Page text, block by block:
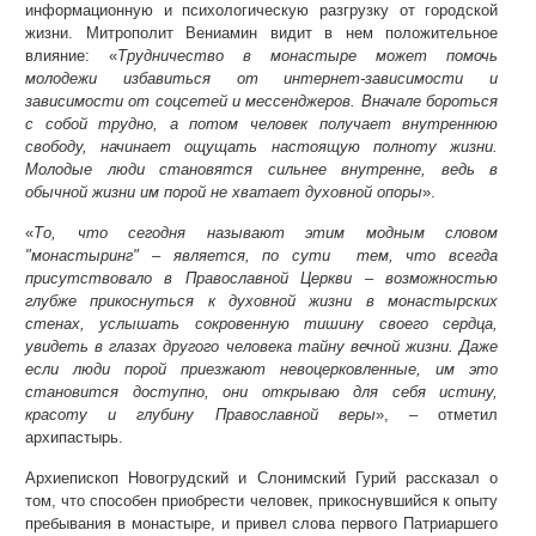
информационную и психологическую разгрузку от городской
жизни. Митрополит Вениамин видит в нем положительное
влияние: «Трудничество в монастыре может помочь
молодежи избавиться от интернет-зависимости и
зависимости от соцсетей и мессенджеров. Вначале бороться
с собой трудно, а потом человек получает внутреннюю
свободу, начинает ощущать настоящую полноту жизни.
Молодые люди становятся сильнее внутренне, ведь в
обычной жизни им порой не хватает духовной опоры».
«То, что сегодня называют этим модным словом
"монастыринг" – является, по сути тем, что всегда
присутствовало в Православной Церкви – возможностью
глубже прикоснуться к духовной жизни в монастырских
стенах, услышать сокровенную тишину своего сердца,
увидеть в глазах другого человека тайну вечной жизни. Даже
если люди порой приезжают невоцерковленные, им это
становится доступно, они открываю для себя истину,
красоту и глубину Православной веры», – отметил
архипастырь.
Архиепископ Новогрудский и Слонимский Гурий рассказал о
том, что способен приобрести человек, прикоснувшийся к опыту
пребывания в монастыре, и привел слова первого Патриаршего